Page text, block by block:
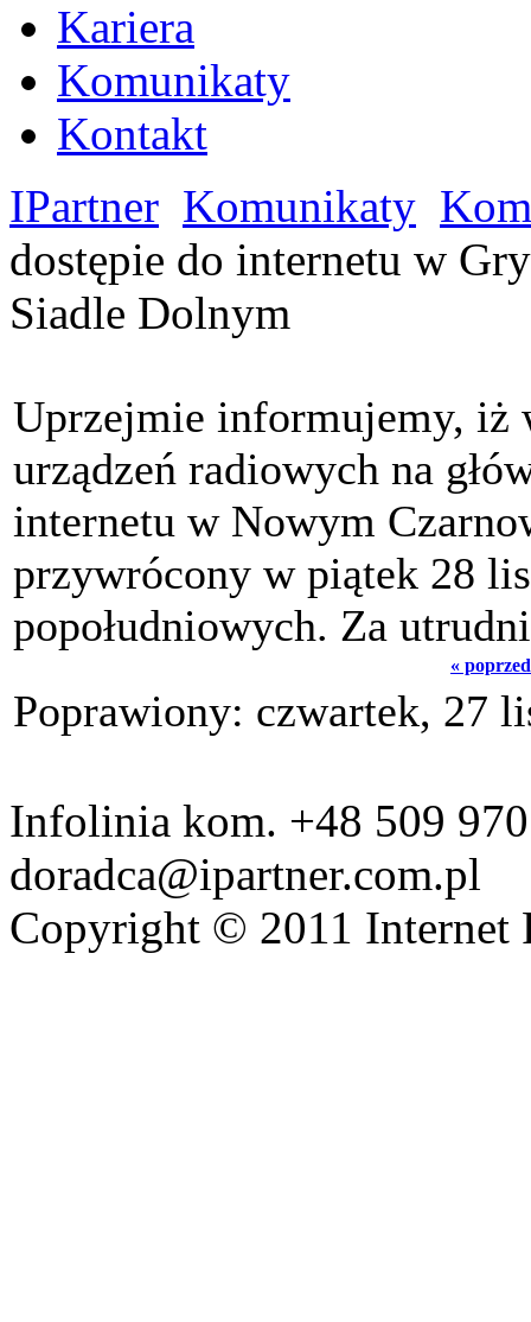
Kariera
Komunikaty
Kontakt
IPartner Komunikaty
dostępie do internetu w
Siadle Dolnym
Uprzejmie informujemy, iż
urządzeń radiowych na
internetu w Nowym
przywrócony w piątek 28
popołudniowych. Za
«
Poprawiony: czwartek, 27
Infolinia kom. +48 509
doradca@ipartner.com.pl
Copyright © 2011 Internet